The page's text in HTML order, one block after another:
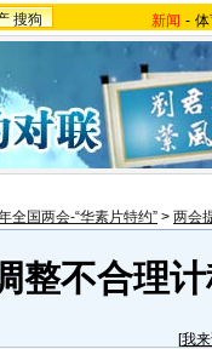
搜狗 新闻 -
全国两会-“华素片特约” > 两会
整不合理
[我